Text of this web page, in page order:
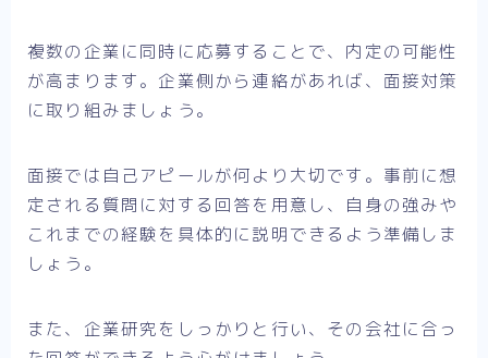
複数の企業に同時に応募することで、内定の可能性
が高まります。企業側から連絡があれば、面接対策
に取り組みましょう。
面接では自己アピールが何より大切です。事前に想
定される質問に対する回答を用意し、自身の強みや
これまでの経験を具体的に説明できるよう準備しま
しょう。
また、企業研究をしっかりと行い、その会社に合っ